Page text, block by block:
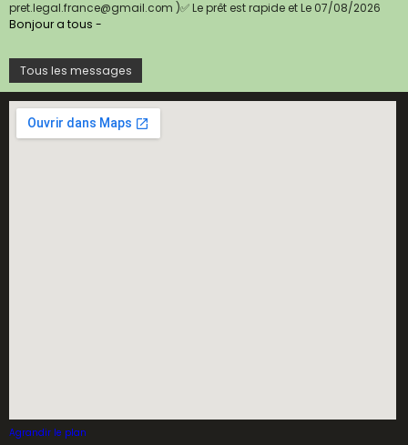
pret.legal.france@gmail.com )✅ Le prêt est rapide etLe 07/08/2026
Bonjour a tous -
Tous les messages
Agrandir le plan